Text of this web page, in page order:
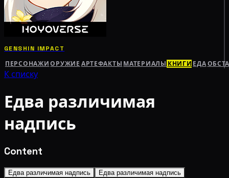
GENSHIN IMPACT
ПЕРСОНАЖИ ОРУЖИЕ АРТЕФАКТЫ МАТЕРИАЛЫ КНИГИ ЕДА
К списку
Едва различимая
надпись
Content
Едва различимая надпись
Едва различимая надпись